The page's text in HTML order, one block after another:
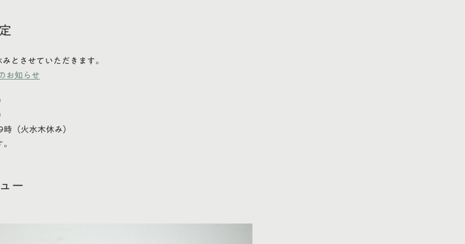
とさせていただきます。
お知らせ
時（火水木休み）
ー